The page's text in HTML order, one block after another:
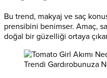
Bu trend, makyaj ve saç
prensibini benimser. Amaç,
doğal bir güzelliği ortaya